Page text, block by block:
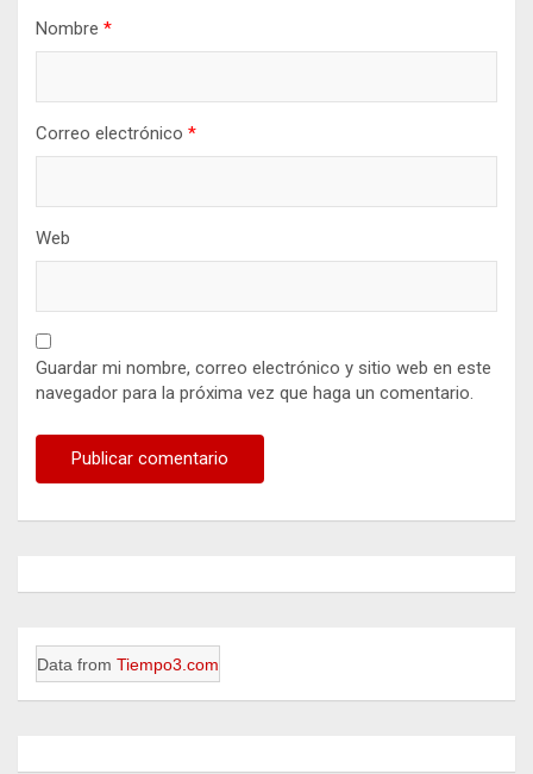
Nombre *
Correo electrónico *
Web
Guardar mi nombre, correo electrónico y sitio web en este
navegador para la próxima vez que haga un comentario.
Data from Tiempo3.com